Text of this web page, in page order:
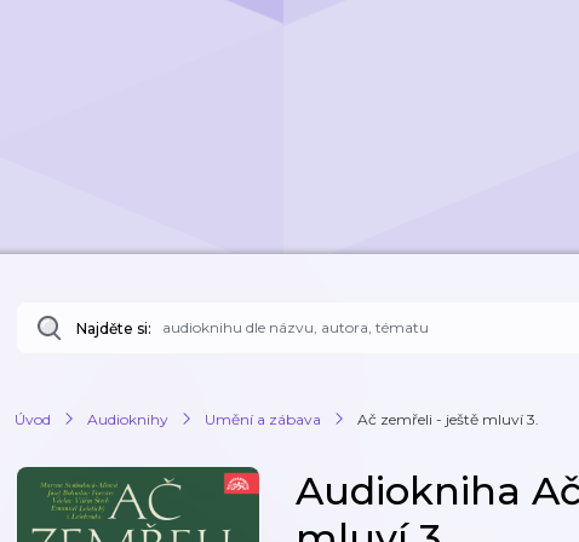
Najděte si:
Úvod Audioknihy Umění a zábava Ač zemřeli - ještě mluví 3.
Audiokniha